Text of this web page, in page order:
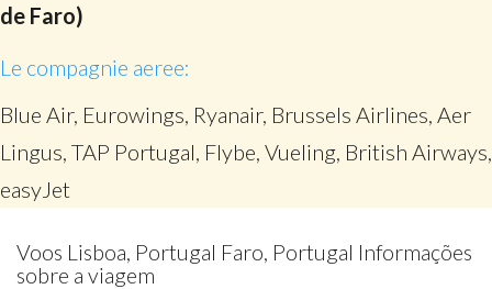
de Faro)
Le compagnie aeree:
Blue Air, Eurowings, Ryanair, Brussels Airlines, Aer
Lingus, TAP Portugal, Flybe, Vueling, British Airways,
easyJet
Voos Lisboa, Portugal Faro, Portugal Informações
sobre a viagem